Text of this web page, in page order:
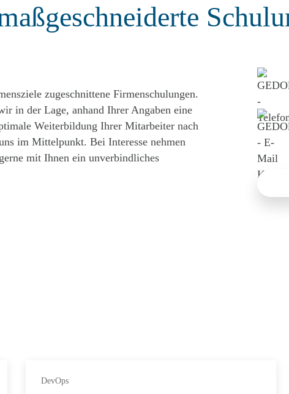
zugeschnittene Firmenschulungen.
in der Lage, anhand Ihrer Angaben eine
Weiterbildung Ihrer Mitarbeiter nach
im Mittelpunkt. Bei Interesse nehmen
mit Ihnen ein unverbindliches
DevOps